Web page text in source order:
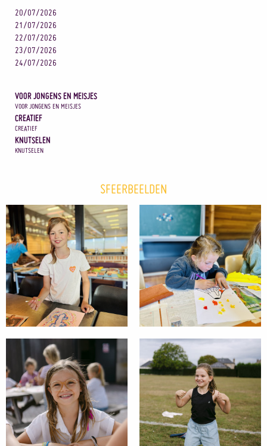
20/07/2026
21/07/2026
22/07/2026
23/07/2026
24/07/2026
VOOR JONGENS EN MEISJES
VOOR JONGENS EN MEISJES
CREATIEF
CREATIEF
KNUTSELEN
KNUTSELEN
SFEERBEELDEN